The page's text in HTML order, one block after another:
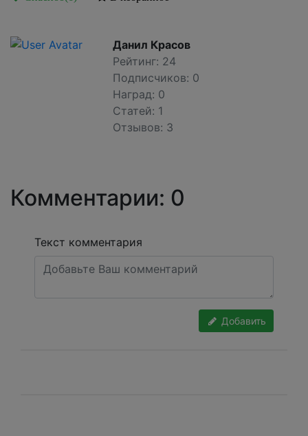
Данил Красов
Рейтинг: 24
Подписчиков: 0
Наград: 0
Статей: 1
Отзывов: 3
Комментарии: 0
Текст комментария
Добавить